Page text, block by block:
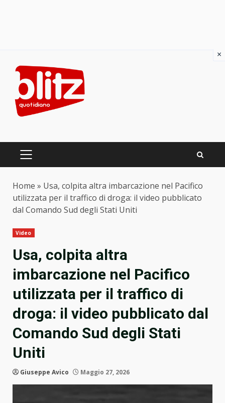
content
PRIMARY
Home » Usa, colpita altra imbarcazione nel Pacifico
utilizzata per il traffico di droga: il video pubblicato
dal Comando Sud degli Stati Uniti
Video
Usa, colpita altra
imbarcazione nel Pacifico
utilizzata per il traffico di
droga: il video pubblicato dal
Comando Sud degli Stati
Uniti
Giuseppe Avico Maggio 27, 2026
×